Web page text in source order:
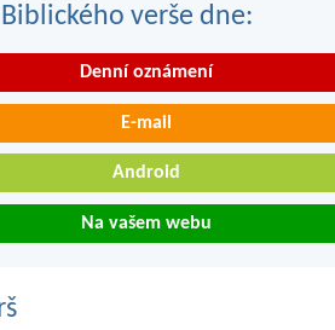
verše dne:
Denní oznámení
E-mail
Android
Na vašem webu